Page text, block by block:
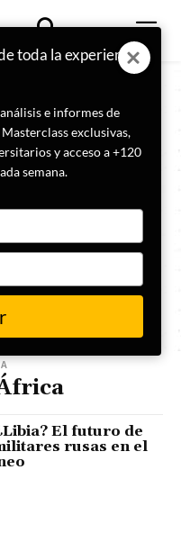
El futuro de
rusas en el
toda la experiencia
e informes de
exclusivas,
y acceso a +120
semana.